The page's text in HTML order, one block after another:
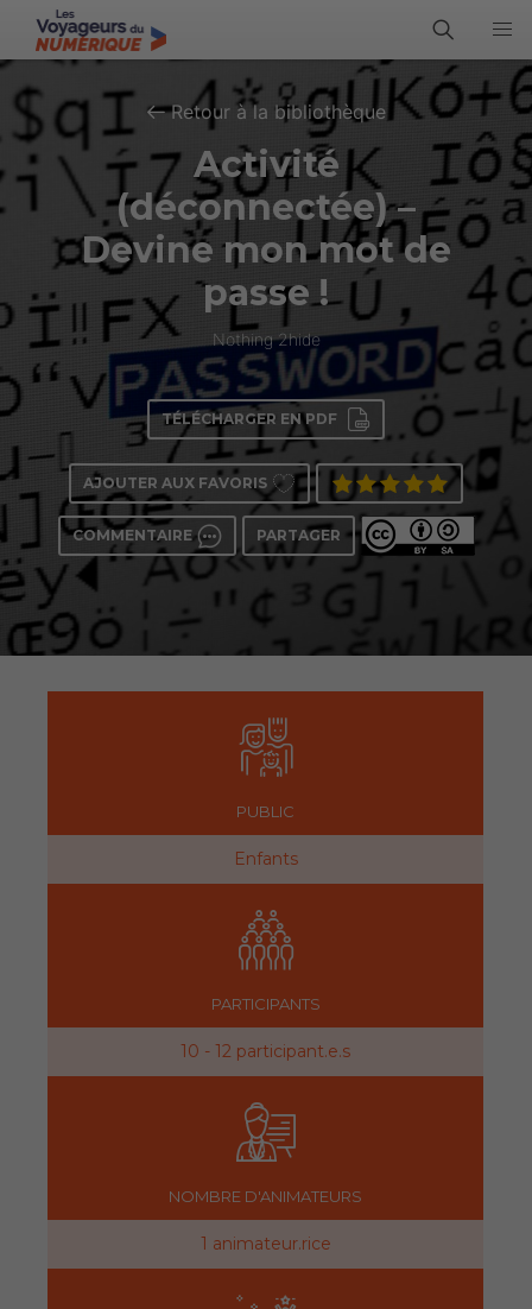
Retour à la bibliothèque
Activité
(déconnectée) –
Devine mon mot de
passe !
Nothing 2hide
TÉLÉCHARGER EN PDF
AJOUTER AUX FAVORIS
COMMENTAIRE PARTAGER
PUBLIC
Enfants
PARTICIPANTS
10 - 12 participant.e.s
NOMBRE D'ANIMATEURS
1 animateur.rice